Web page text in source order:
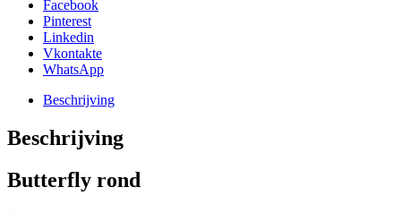
Facebook
Pinterest
Linkedin
Vkontakte
WhatsApp
Beschrijving
Beschrijving
Butterfly rond